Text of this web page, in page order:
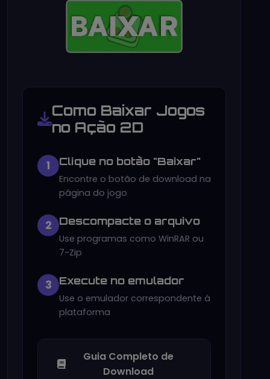
Como Baixar Jogos
no Ação 2D
1 Clique no botão "Baixar"
Encontre o botão de download na
página do jogo
2 Descompacte o arquivo
Use programas como WinRAR ou
7-Zip
3 Execute no emulador
Use o emulador correspondente à
plataforma
Guia Completo de
Download